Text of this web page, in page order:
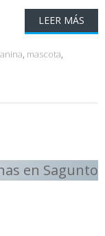
LEER MÁS
, mascota,
en Sagunto